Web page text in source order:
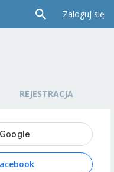
Zaloguj się
REJESTRACJA